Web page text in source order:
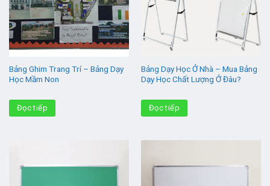
Bảng Ghim Trang Trí – Bảng Dạy
Học Mầm Non
Đọc tiếp
Bảng Dạy Học Ở Nhà – Mua Bảng
Dạy Học Chất Lượng Ở Đâu?
Đọc tiếp